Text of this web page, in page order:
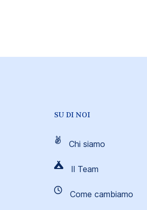
SU DI NOI
Chi siamo
Il Team
Come cambiamo